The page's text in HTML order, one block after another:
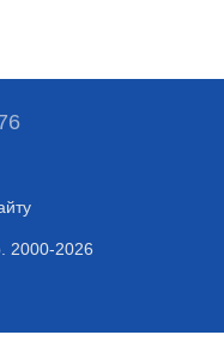
2000-2026